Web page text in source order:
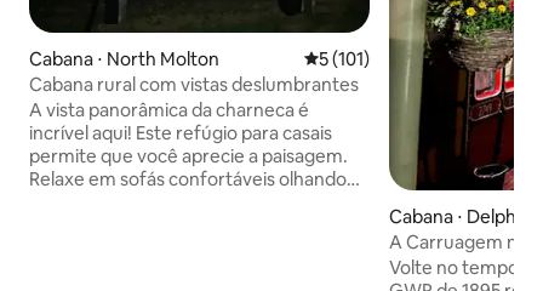
Cabana ⋅ North Molton 5 de uma avaliação média de
5 (101)
Cabana rural com vistas deslumbrantes
A vista panorâmica da charneca é
incrível aqui! Este refúgio para casais
permite que você aprecie a paisagem.
Relaxe em sofás confortáveis olhando
Cabana ⋅ Delph
A Carruagem na
Volte no tempo